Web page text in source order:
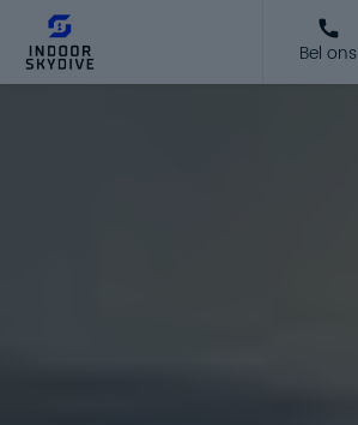
Bel ons